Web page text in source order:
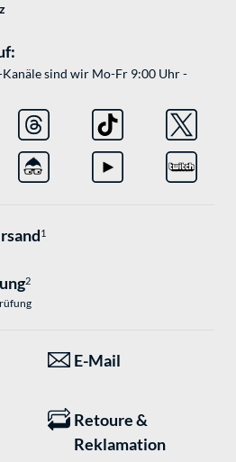
sind wir Mo-Fr 9:00 Uhr -
1
2
E-Mail
Retoure &
Reklamation